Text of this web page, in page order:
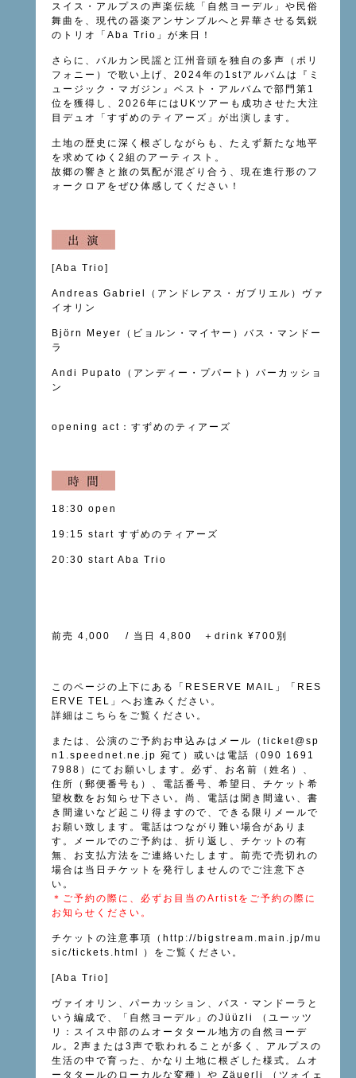
スイス・アルプスの声楽伝統「自然ヨーデル」や民俗
舞曲を、現代の器楽アンサンブルへと昇華させる気鋭
のトリオ「Aba Trio」 が来日！
さらに、バルカン民謡と江州音頭を独自の多声（ポリ
フォニー）で歌い上げ、2024年の1stアルバムは『ミ
ュージック・マガジン』ベスト・アルバムで部門第1
位を獲得し、2026年にはUKツアーも成功させた大注
目デュオ「すずめのティアーズ」が出演します。
土地の歴史に深く根ざしながらも、たえず新たな地平
を求めてゆく2組のアーティスト。
故郷の響きと旅の気配が混ざり合う、現在進行形のフ
ォークロアをぜひ体感してください！
[Aba Trio]
Andreas Gabriel（アンドレアス・ガブリエル）ヴァ
イオリン
Björn Meyer（ビョルン・マイヤー）バス・マンドー
ラ
Andi Pupato（アンディー・プパート）パーカッショ
ン
opening act：すずめのティアーズ
18:30 open
19:15 start すずめのティアーズ
20:30 start Aba Trio
前売 4,000 / 当日 4,800 ＋drink ¥700別
このページの上下にある「 RESERVE MAIL 」「 RES
ERVE TEL 」へお進みください。
詳細は こちら をご覧ください。
または、公演のご予約お申込みはメール（ ticket@sp
n1.speednet.ne.jp 宛て）或いは電話（090 1691
7988）にてお願いします。必ず、お名前（姓名）、
住所（郵便番号も）、電話番号、希望日、チケット希
望枚数をお知らせ下さい。尚、電話は聞き間違い、書
き間違いなど起こり得ますので、できる限りメールで
お願い致します。電話はつながり難い場合がありま
す。メールでのご予約は、折り返し、チケットの有
無、お支払方法をご連絡いたします。前売で売切れの
場合は当日チケットを発行しませんのでご注意下さ
い。
＊ご予約の際に、必ずお目当のArtistをご予約の際に
お知らせください。
チケットの注意事項（ http://bigstream.main.jp/mu
sic/tickets.html
）をご覧ください。
[Aba Trio]
ヴァイオリン、パーカッション、バス・マンドーラと
いう編成で、「自然ヨーデル」のJüüzli （ユーッツ
リ：スイス中部のムオータタール地方の自然ヨーデ
ル。2声または3声で歌われることが多く、アルプスの
生活の中で育った、かなり土地に根ざした様式。ムオ
ータタールのローカルな変種）や Zäuerli （ツォイェ